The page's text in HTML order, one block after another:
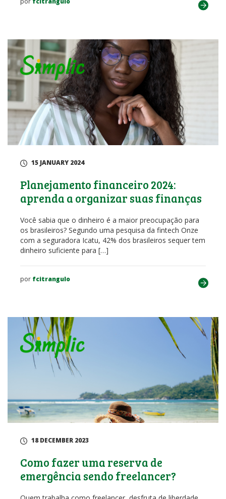
15 JANUARY 2024
Planejamento financeiro 2024:
aprenda a organizar suas finanças
Você sabia que o dinheiro é a maior preocupação para
os brasileiros? Segundo uma pesquisa da fintech Onze
com a seguradora Icatu, 42% dos brasileiros sequer tem
dinheiro suficiente para […]
por fcitrangulo
18 DECEMBER 2023
Como fazer uma reserva de
emergência sendo freelancer?